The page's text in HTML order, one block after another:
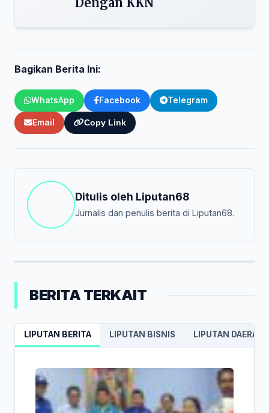
Bagikan Berita Ini:
WhatsApp Facebook Telegram
Email Copy Link
Ditulis oleh Liputan68
Jurnalis dan penulis berita di Liputan68.
BERITA TERKAIT
LIPUTAN BERITA LIPUTAN BISNIS LIPUTAN DAERAH